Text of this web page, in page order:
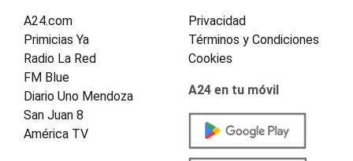
A24.com
Primicias Ya
Radio La Red
FM Blue
Diario Uno Mendoza
San Juan 8
América TV
Privacidad
Términos y Condiciones
Cookies
A24 en tu móvil